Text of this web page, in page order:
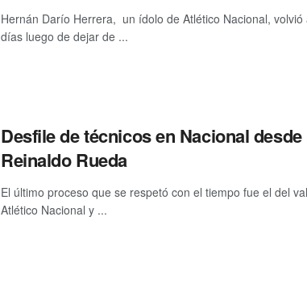
Hernán Darío Herrera, un ídolo de Atlético Nacional,
días luego de dejar de ...
Desfile de técnicos en Nacional
Reinaldo Rueda
El último proceso que se respetó con el tiempo fue el del
Atlético Nacional y ...